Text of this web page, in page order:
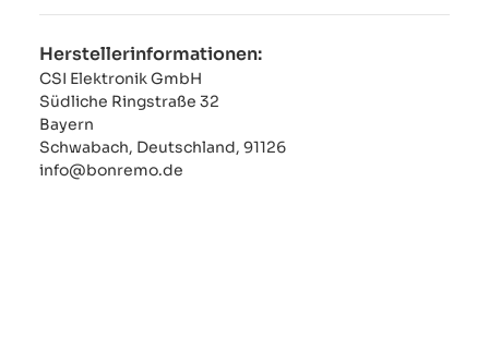
Herstellerinformationen:
CSI Elektronik GmbH
Südliche Ringstraße 32
Bayern
Schwabach, Deutschland, 91126
info@bonremo.de